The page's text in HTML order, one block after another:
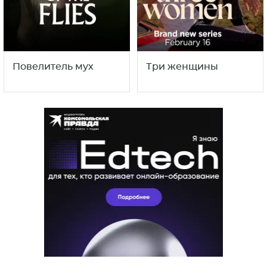
Повелитель мух Три женщины